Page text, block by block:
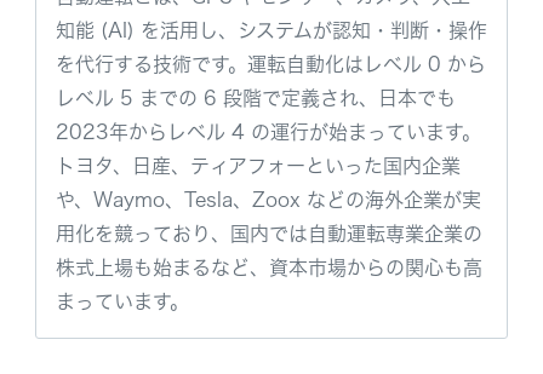
知能 (AI) を活用し、システムが認知・判断・操作
を代行する技術です。運転自動化はレベル 0 から
レベル 5 までの 6 段階で定義され、日本でも
2023年からレベル 4 の運行が始まっています。
トヨタ、日産、ティアフォーといった国内企業
や、Waymo、Tesla、Zoox などの海外企業が実
用化を競っており、国内では自動運転専業企業の
株式上場も始まるなど、資本市場からの関心も高
まっています。